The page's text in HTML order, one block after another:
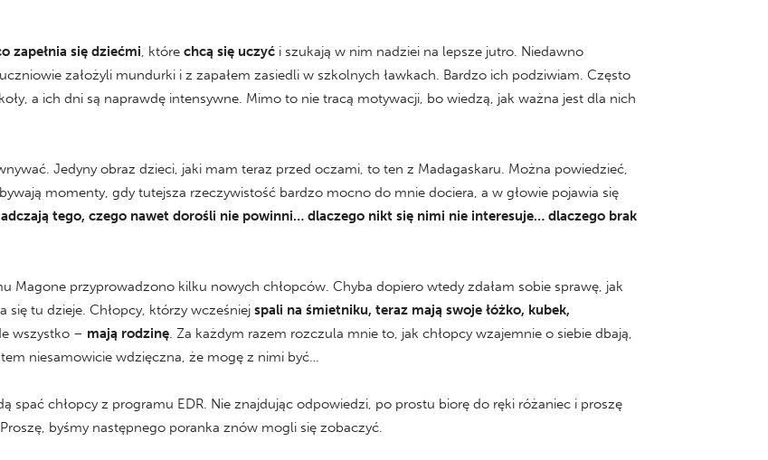
aby
zwiększyć
głośność.
zapełnia się dziećmi, które chcą się uczyć i szukają w nim nadziei na lepsze jutro. Niedawno
założyli mundurki i z zapałem zasiedli w szkolnych ławkach. Bardzo ich podziwiam. Często
a ich dni są naprawdę intensywne. Mimo to nie tracą motywacji, bo wiedzą, jak ważna jest dla nich
Jedyny obraz dzieci, jaki mam teraz przed oczami, to ten z Madagaskaru. Można powiedzieć,
momenty, gdy tutejsza rzeczywistość bardzo mocno do mnie dociera, a w głowie pojawia się
tego, czego nawet dorośli nie powinni… dlaczego nikt się nimi nie interesuje… dlaczego brak
Magone przyprowadzono kilku nowych chłopców. Chyba dopiero wtedy zdałam sobie sprawę, jak
się tu dzieje. Chłopcy, którzy wcześniej spali na śmietniku, teraz mają swoje łóżko, kubek,
wszystko – mają rodzinę. Za każdym razem rozczula mnie to, jak chłopcy wzajemnie o siebie dbają,
niesamowicie wdzięczna, że mogę z nimi być…
spać chłopcy z programu EDR. Nie znajdując odpowiedzi, po prostu biorę do ręki różaniec i proszę
byśmy następnego poranka znów mogli się zobaczyć.